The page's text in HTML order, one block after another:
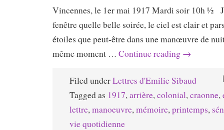
Vincennes, le 1er mai 1917 Mardi soir 10h ½
fenêtre quelle belle soirée, le ciel est clair et
étoiles que peut-être dans une manœuvre de
même moment … Continue reading →
Filed underLettres d'Emilie Sibaud
Tagged as 1917,arrière,colonial,craonne,
lettre,manoeuvre,mémoire,printemps,
vie quotidienne